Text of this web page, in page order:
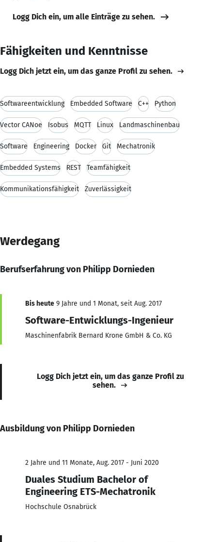
Logg Dich ein, um alle Einträge zu sehen.
Fähigkeiten und Kenntnisse
Logg Dich jetzt ein, um das ganze Profil zu sehen.
Softwareentwicklung Embedded Software C++ Python
Vector CANoe Isobus MQTT Linux Landmaschinenbau
Software Engineering Docker Git Mechatronik
Embedded Systems REST Teamfähigkeit
Kommunikationsfähigkeit Zuverlässigkeit
Werdegang
Berufserfahrung von Philipp Dornieden
Bis heute 9 Jahre und 1 Monat, seit Aug. 2017
Software-Entwicklungs-Ingenieur
Maschinenfabrik Bernard Krone GmbH & Co. KG
Logg Dich jetzt ein, um das ganze Profil zu
sehen.
Ausbildung von Philipp Dornieden
2 Jahre und 11 Monate, Aug. 2017 - Juni 2020
Duales Studium Bachelor of
Engineering ETS-Mechatronik
Hochschule Osnabrück